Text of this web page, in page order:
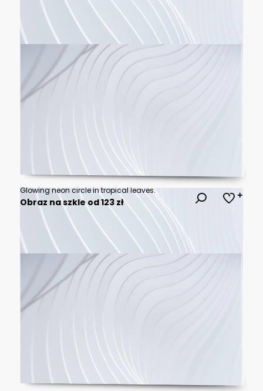
Glowing neon circle in tropical leaves.
Obraz na szkle od 123 zł